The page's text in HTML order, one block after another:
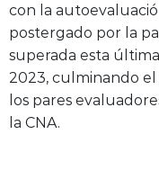
con la
postergado por la
superada esta
2023, culminando el
los pares
la CNA.